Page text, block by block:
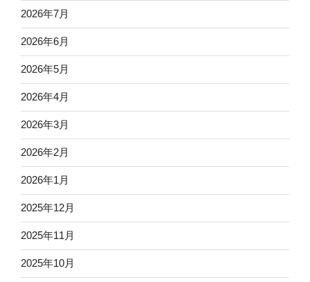
2026年7月
2026年6月
2026年5月
2026年4月
2026年3月
2026年2月
2026年1月
2025年12月
2025年11月
2025年10月